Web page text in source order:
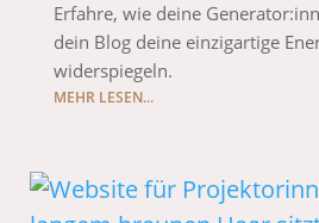
Erfahre, wie deine
dein Blog deine einzigartige
widerspiegeln.
MEHR LESEN...